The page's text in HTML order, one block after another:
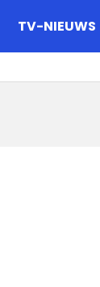
TV-NIEUWS